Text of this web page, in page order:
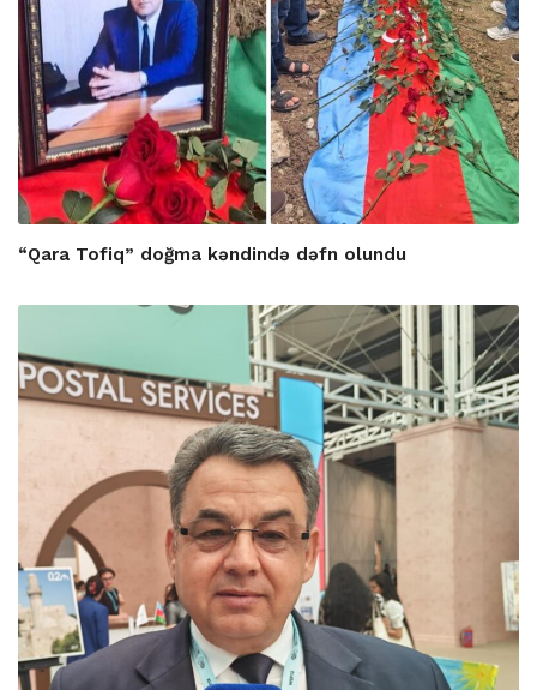
“Qara Tofiq” doğma kəndində dəfn olundu